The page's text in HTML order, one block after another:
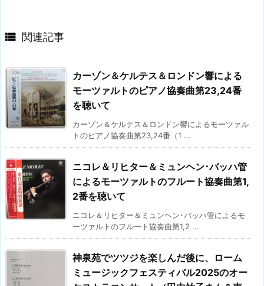
 関連記事
カーゾン＆ケルテス＆ロンドン響による
モーツァルトのピアノ協奏曲第23,24番
を聴いて
カーゾン＆ケルテス＆ロンドン響によるモーツァル
トのピアノ協奏曲第23,24番（1 ...
ニコレ＆リヒター＆ミュンヘン･バッハ管
によるモーツァルトのフルート協奏曲第1,
2番を聴いて
ニコレ＆リヒター＆ミュンヘン･バッハ管によるモ
ーツァルトのフルート協奏曲第1,2 ...
神泉苑でツツジを楽しんだ後に、ローム
ミュージックフェスティバル2025のオー